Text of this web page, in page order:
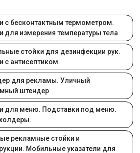
с бесконтактным термометром.
для измерения температуры тела
стойки для дезинфекции рук.
с антисептиком
для рекламы. Уличный
штендер
для меню. Подставки под меню.
рекламные стойки и
Мобильные указатели для